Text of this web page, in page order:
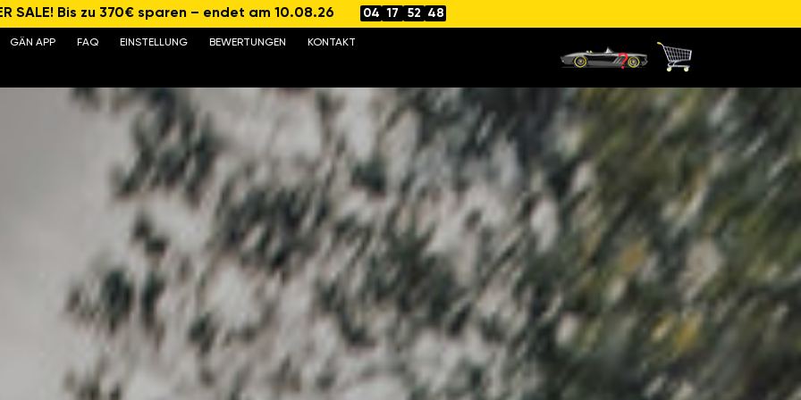
SALE! Bis zu 370€ sparen – endet am 10.08.26 04 17 52 45
GÄN APP FAQ EINSTELLUNG BEWERTUNGEN
KONTAKT